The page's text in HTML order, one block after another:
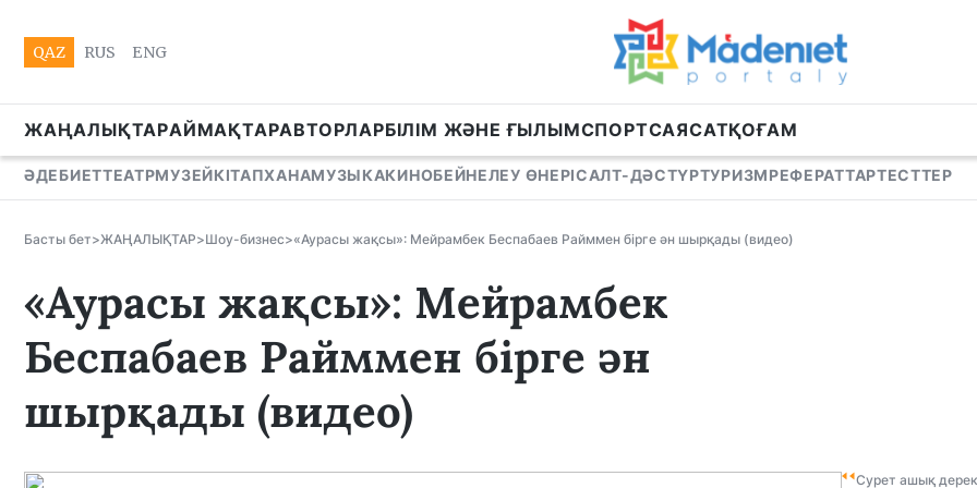
QAZ RUS ENG
ЖАҢАЛЫҚТАРАЙМАҚТАРАВТОРЛАРБІЛІМ ЖӘНЕ ҒЫЛЫМСПОРТСАЯСАТҚОҒАМ
ӘДЕБИЕТТЕАТРМУЗЕЙКІТАПХАНАМУЗЫКАКИНОБЕЙНЕЛЕУ ӨНЕРІСАЛТ-ДӘСТҮРТУРИЗМРЕФЕРАТТАРТЕСТТЕР
Басты бет>ЖАҢАЛЫҚТАР>Шоу-бизнес>«Аурасы жақсы»: Мейрамбек Беспабаев Райммен бірге ән шырқады (видео)
«Аурасы жақсы»: Мейрамбек
Беспабаев Райммен бірге ән
шырқады (видео)
Сурет ашық